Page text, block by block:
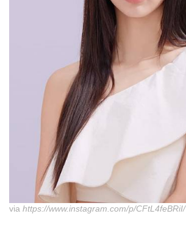
via https://www.instagram.com/p/CFtL4feBRiI/